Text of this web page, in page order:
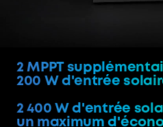
2 MPPT
200 W d'entrée
2 400 W d'entrée
un maximum